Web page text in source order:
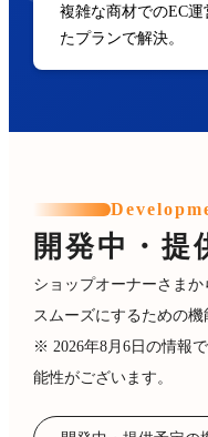
複雑な商材でのEC
たプランで解決。
開発中・提
ショップオーナーさま
スムーズにするための機
※ 2026年8月6日の情報
能性がございます。